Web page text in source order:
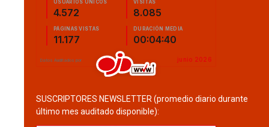
SUSCRIPTORES NEWSLETTER (promedio diario durante
último mes auditado disponible):